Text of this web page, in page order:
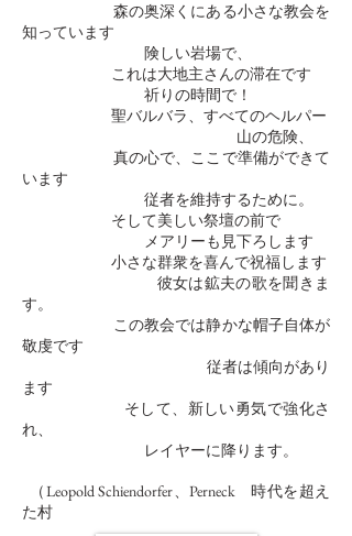
森の奥深くにある小さな教会を
知っています
険しい岩場で、
これは大地主さんの滞在です
祈りの時間で！
聖バルバラ、すべてのヘルパー
山の危険、
真の心で、ここで準備ができて
います
従者を維持するために。
そして美しい祭壇の前で
メアリーも見下ろします
小さな群衆を喜んで祝福します
彼女は鉱夫の歌を聞きま
す。
この教会では静かな帽子自体が
敬虔です
従者は傾向があり
ます
そして、新しい勇気で強化さ
れ、
レイヤーに降ります。
（Leopold Schiendorfer、Perneck
時代を超え
た村